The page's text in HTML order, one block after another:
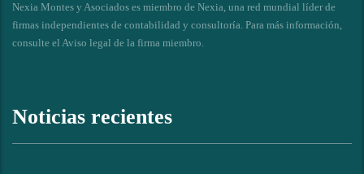
Nexia Montes y Asociados es miembro de Nexia, una red mundial líder de
firmas independientes de contabilidad y consultoría. Para más información,
consulte el Aviso legal de la firma miembro.
Noticias recientes